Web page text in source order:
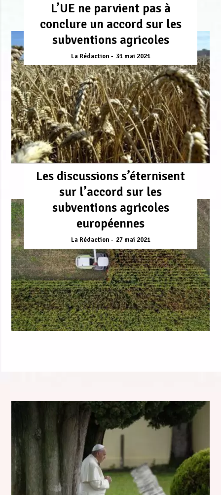
L’UE ne parvient pas à
conclure un accord sur les
subventions agricoles
La Rédaction 31 mai 2021
Les discussions s’éternisent
sur l’accord sur les
subventions agricoles
européennes
La Rédaction 27 mai 2021